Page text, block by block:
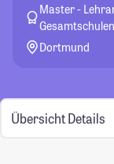
Master -
Dortmund
Übersicht Details